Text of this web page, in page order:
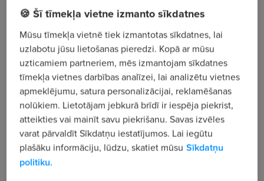
Kā ražošanas iekārtu operators/-eTu būsi
atbildīgs/-a par nepārtrauktu un drošu ražošanas
procesa darbību, uzraugot un vadot
tehnoloģiskās iekārtas.
Galvenie pienākumi:
Uzraudzīt un vadīt ražošanas procesu atbilstoši
tehnoloģiskajām instrukcijām.
Sekot līdzi iekārtu darbības parametriem un
nodrošināt nepārtrauktu iekārta darbību.
🍪 Šī tīmekļa vietne izmanto sīkdatnes
Mūsu tīmekļa vietnē tiek izmantotas sīkdatnes, lai
uzlabotu jūsu lietošanas pieredzi. Kopā ar mūsu
uzticamiem partneriem, mēs izmantojam sīkdatnes
tīmekļa vietnes darbības analīzei, lai analizētu vietnes
apmeklējumu, satura personalizācijai, reklamēšanas
nolūkiem. Lietotājam jebkurā brīdī ir iespēja piekrist,
atteikties vai mainīt savu piekrišanu. Savas izvēles
varat pārvaldīt Sīkdatņu iestatījumos. Lai iegūtu
plašāku informāciju, lūdzu, skatiet mūsu Sīkdatņu
politiku.